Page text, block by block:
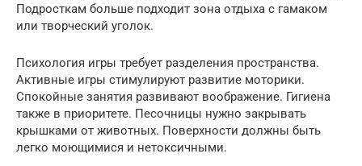
Подросткам больше подходит зона отдыха с гамаком
или творческий уголок.
Психология игры требует разделения пространства.
Активные игры стимулируют развитие моторики.
Спокойные занятия развивают воображение. Гигиена
также в приоритете. Песочницы нужно закрывать
крышками от животных. Поверхности должны быть
легко моющимися и нетоксичными.